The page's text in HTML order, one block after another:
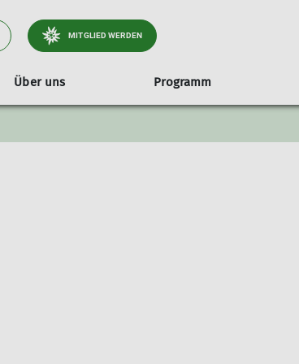
MITGLIED WERDEN
Über uns
Referenten
Programm
26 Übersicht Jugend- & Familiengruppen
Jahresheft Geschäftsstelle